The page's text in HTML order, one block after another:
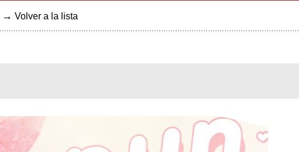
→ Volver a la lista